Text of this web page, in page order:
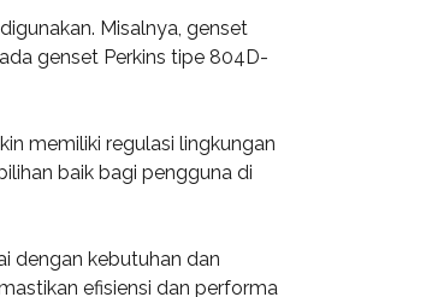
Misalnya, genset
genset Perkins tipe 804D-
memiliki regulasi lingkungan
baik bagi pengguna di
dengan kebutuhan dan
efisiensi dan performa